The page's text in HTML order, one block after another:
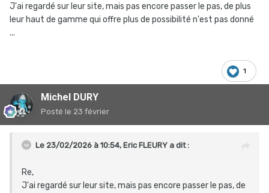
J'ai regardé sur leur site, mais pas encore passer le pas, de plus
leur haut de gamme qui offre plus de possibilité n'est pas donné
...
1
Michel DURY
Posté le 23 février
Le 23/02/2026 à 10:54, Eric FLEURY a dit :
Re,
J'ai regardé sur leur site, mais pas encore passer le pas, de